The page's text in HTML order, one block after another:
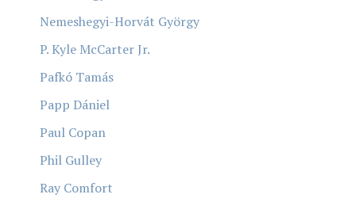
Nemeshegyi-Horvát György
P. Kyle McCarter Jr.
Pafkó Tamás
Papp Dániel
Paul Copan
Phil Gulley
Ray Comfort